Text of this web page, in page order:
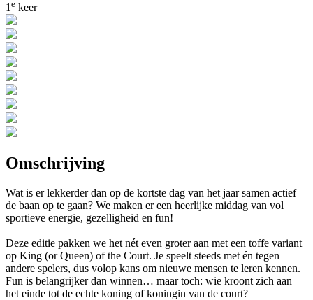
1 e keer
Omschrijving
Wat is er lekkerder dan op de kortste dag van het jaar samen actief
de baan op te gaan? We maken er een heerlijke middag van vol
sportieve energie, gezelligheid en fun!
Deze editie pakken we het nét even groter aan met een toffe variant
op King (or Queen) of the Court. Je speelt steeds met én tegen
andere spelers, dus volop kans om nieuwe mensen te leren kennen.
Fun is belangrijker dan winnen… maar toch: wie kroont zich aan
het einde tot de echte koning of koningin van de court?